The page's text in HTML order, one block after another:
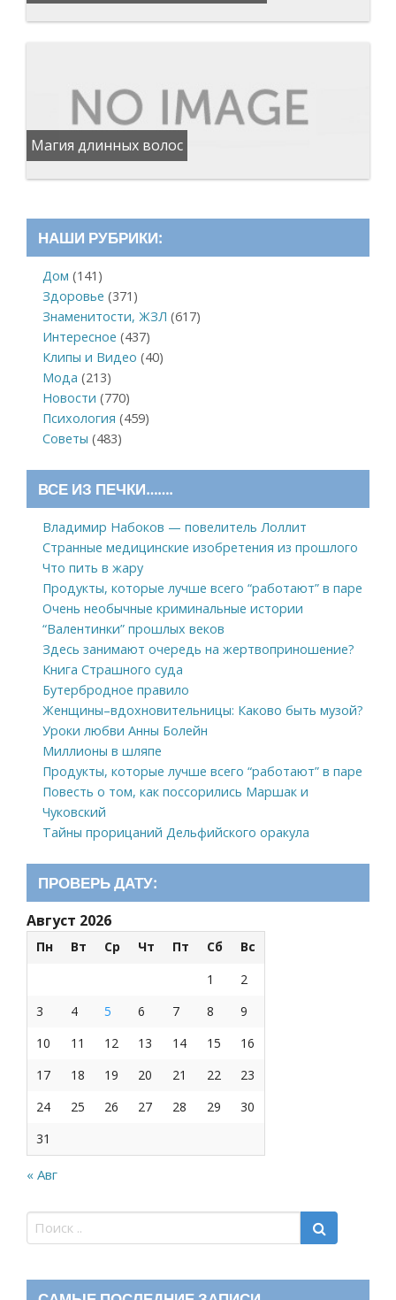
Магия длинных волос
НАШИ РУБРИКИ:
Дом (141)
Здоровье (371)
Знаменитости, ЖЗЛ (617)
Интересное (437)
Клипы и Видео (40)
Мода (213)
Новости (770)
Психология (459)
Советы (483)
ВСЕ ИЗ ПЕЧКИ…….
Владимир Набоков — повелитель Лоллит
Странные медицинские изобретения из прошлого
Что пить в жару
Продукты, которые лучше всего “работают” в паре
Очень необычные криминальные истории
“Валентинки” прошлых веков
Здесь занимают очередь на жертвоприношение?
Книга Страшного суда
Бутербродное правило
Женщины–вдохновительницы: Каково быть музой?
Уроки любви Анны Болейн
Миллионы в шляпе
Продукты, которые лучше всего “работают” в паре
Повесть о том, как поссорились Маршак и
Чуковский
Тайны прорицаний Дельфийского оракула
ПРОВЕРЬ ДАТУ:
Август 2026
Пн Вт Ср Чт Пт Сб
Вс
1
2
3
4 5 6 7 8
9
10
11 12 13 14 15
16
17
18 19 20 21 22
23
24
25 26 27 28 29
30
31
« Авг